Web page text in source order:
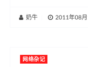
奶牛 2011年08月
网络杂记